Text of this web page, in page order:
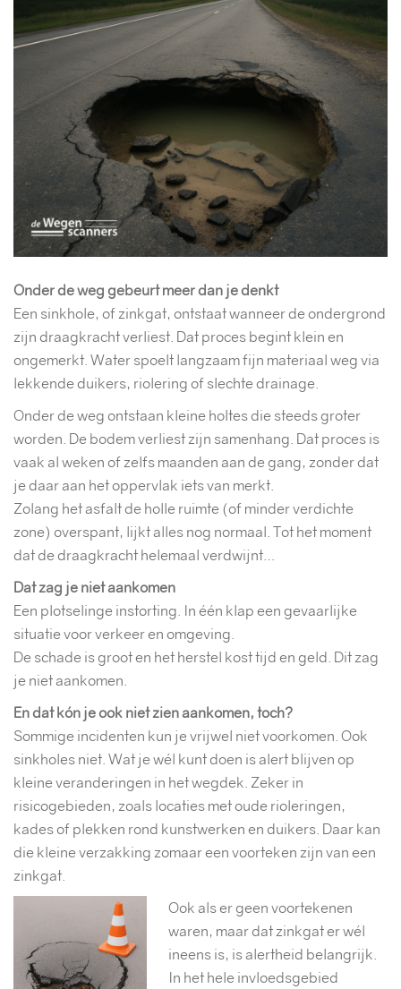
Onder de weg gebeurt meer dan je denkt
Een sinkhole, of zinkgat, ontstaat wanneer de ondergrond
zijn draagkracht verliest. Dat proces begint klein en
ongemerkt. Water spoelt langzaam fijn materiaal weg via
lekkende duikers, riolering of slechte drainage.
Onder de weg ontstaan kleine holtes die steeds groter
worden. De bodem verliest zijn samenhang. Dat proces is
vaak al weken of zelfs maanden aan de gang, zonder dat
je daar aan het oppervlak iets van merkt.
Zolang het asfalt de holle ruimte (of minder verdichte
zone) overspant, lijkt alles nog normaal. Tot het moment
dat de draagkracht helemaal verdwijnt…
Dat zag je niet aankomen
Een plotselinge instorting. In één klap een gevaarlijke
situatie voor verkeer en omgeving.
De schade is groot en het herstel kost tijd en geld. Dit zag
je niet aankomen.
En dat kón je ook niet zien aankomen, toch?
Sommige incidenten kun je vrijwel niet voorkomen. Ook
sinkholes niet. Wat je wél kunt doen is alert blijven op
kleine veranderingen in het wegdek. Zeker in
risicogebieden, zoals locaties met oude rioleringen,
kades of plekken rond kunstwerken en duikers. Daar kan
die kleine verzakking zomaar een voorteken zijn van een
zinkgat.
Ook als er geen voortekenen
waren, maar dat zinkgat er wél
ineens is, is alertheid belangrijk.
In het hele invloedsgebied